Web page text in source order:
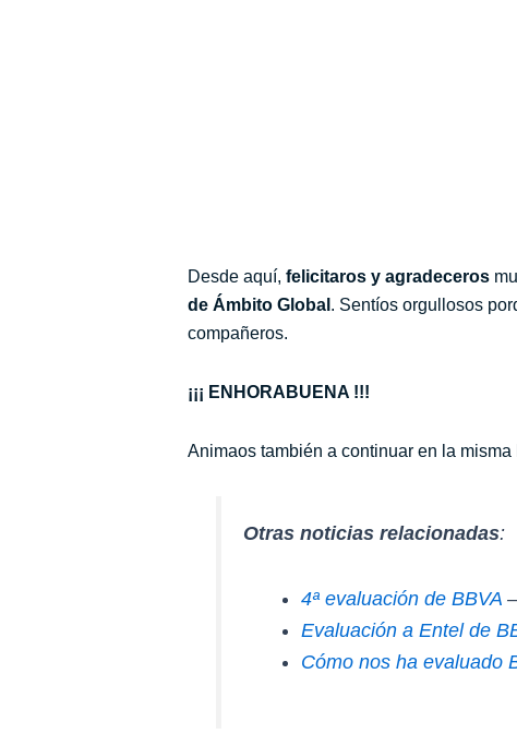
Desde aquí, felicitaros y agradeceros
de Ámbito Global . Sentíos orgullosos
compañeros.
¡¡¡ ENHORABUENA !!!
Animaos también a continuar en la
Otras noticias relacionadas:
4ª evaluación de BBVA
Evaluación a Entel de
Cómo nos ha evaluado